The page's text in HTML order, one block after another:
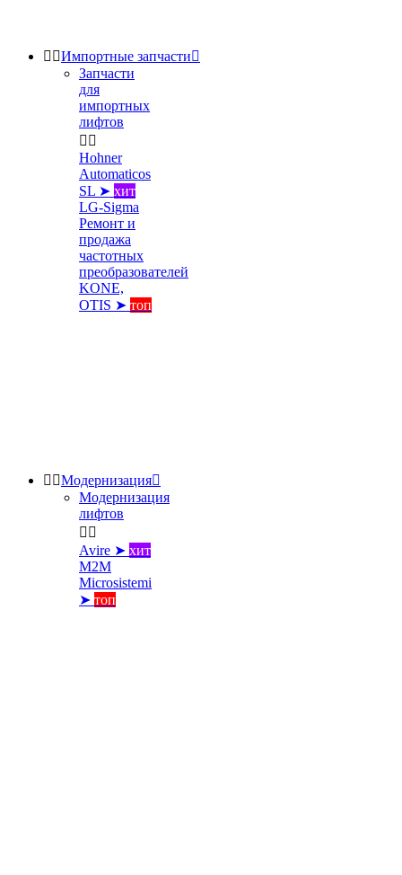
 Импортные запчасти
Запчасти
для
импортных
лифтов
 
Hohner
Automaticos
SL ➤ хит
LG-Sigma
Ремонт и
продажа
частотных
преобразователей
KONE,
OTIS ➤ топ
 Модернизация
Модернизация
лифтов
 
Avire ➤ хит
M2M
Microsistemi
➤ топ